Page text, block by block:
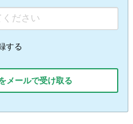
する
メールで受け取る